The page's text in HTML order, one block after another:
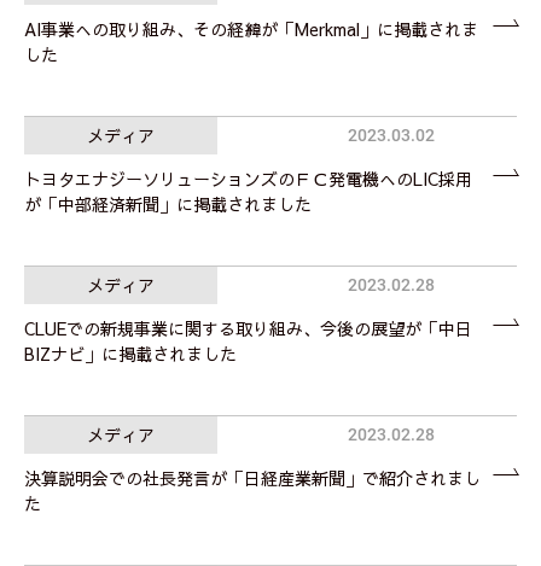
AI事業への取り組み、その経緯が「Merkmal」に掲載されま
した
メディア
トヨタエナジーソリューションズのＦＣ発電機へのLIC採用
が「中部経済新聞」に掲載されました
2023.03.02
メディア
CLUEでの新規事業に関する取り組み、今後の展望が「中日
BIZナビ」に掲載されました
2023.02.28
メディア
決算説明会での社長発言が「日経産業新聞」で紹介されまし
た
2023.02.28